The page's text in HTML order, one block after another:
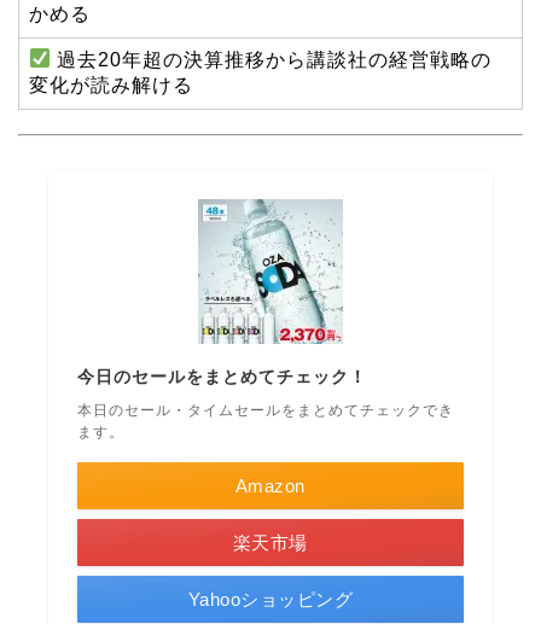
かめる
過去20年超の決算推移から講談社の経営戦略の
変化が読み解ける
今日のセールをまとめてチェック！
本日のセール・タイムセールをまとめてチェックでき
ます。
Amazon
楽天市場
Yahooショッピング